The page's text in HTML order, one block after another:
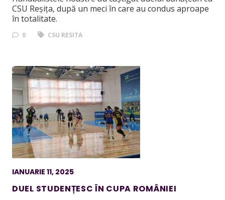
CSU Reșița, după un meci în care au condus aproape
în totalitate.
0 CSU RESITA
IANUARIE 11, 2025
DUEL STUDENȚESC ÎN CUPA ROMÂNIEI